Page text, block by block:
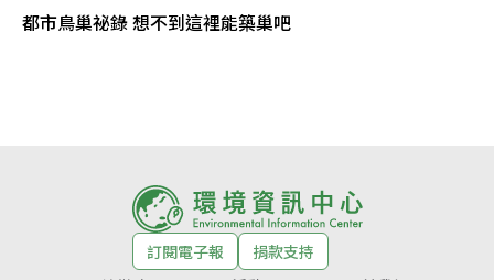
都市鳥巢祕錄 想不到這裡能築巢吧
訂閱電子報
捐款支持